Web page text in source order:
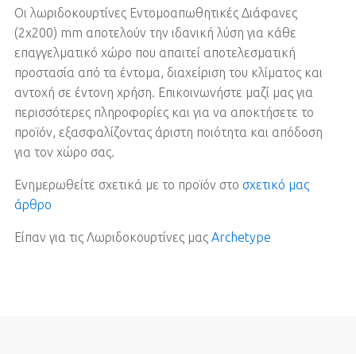
Οι λωριδοκουρτίνες Εντομοαπωθητικές Διάφανες
(2x200) mm αποτελούν την ιδανική λύση για κάθε
επαγγελματικό χώρο που απαιτεί αποτελεσματική
προστασία από τα έντομα, διαχείριση του κλίματος και
αντοχή σε έντονη χρήση. Επικοινωνήστε μαζί μας για
περισσότερες πληροφορίες και για να αποκτήσετε το
προϊόν, εξασφαλίζοντας άριστη ποιότητα και απόδοση
για τον χώρο σας.
Ενημερωθείτε σχετικά με το προϊόν στο σχετικό μας
άρθρο
Είπαν για τις Λωριδοκουρτίνες μας Archetype